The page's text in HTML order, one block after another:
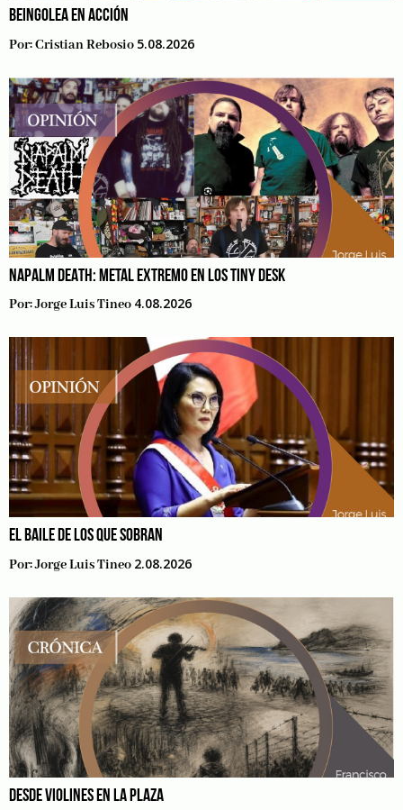
BEINGOLEA EN ACCIÓN
Por:Cristian Rebosio 5.08.2026
NAPALM DEATH: METAL EXTREMO EN LOS TINY DESK
Por:Jorge Luis Tineo 4.08.2026
EL BAILE DE LOS QUE SOBRAN
Por:Jorge Luis Tineo 2.08.2026
DESDE VIOLINES EN LA PLAZA